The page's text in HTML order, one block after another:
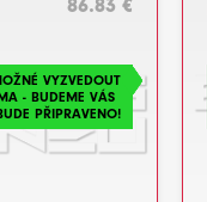
86.83 €
VYZVEDOUT
- BUDEME VÁS
PŘIPRAVENO!